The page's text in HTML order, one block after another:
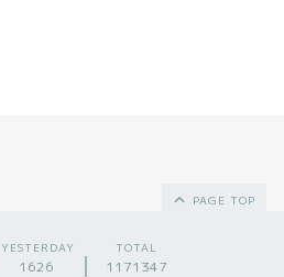
PAGE TOP
YESTERDAY
1626
TOTAL
1171347